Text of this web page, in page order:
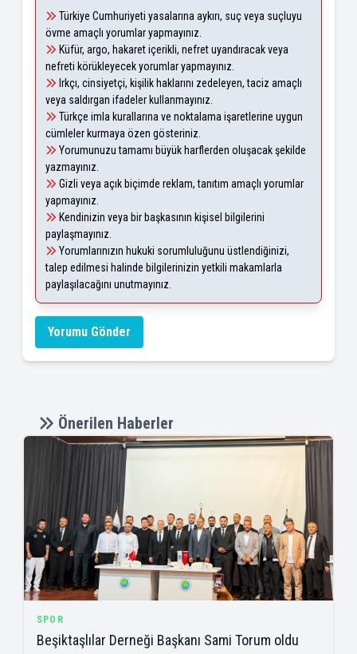
Türkiye Cumhuriyeti yasalarına aykırı, suç veya suçluyu
övme amaçlı yorumlar yapmayınız.
Küfür, argo, hakaret içerikli, nefret uyandıracak veya
nefreti körükleyecek yorumlar yapmayınız.
Irkçı, cinsiyetçi, kişilik haklarını zedeleyen, taciz amaçlı
veya saldırgan ifadeler kullanmayınız.
Türkçe imla kurallarına ve noktalama işaretlerine uygun
cümleler kurmaya özen gösteriniz.
Yorumunuzu tamamı büyük harflerden oluşacak şekilde
yazmayınız.
Gizli veya açık biçimde reklam, tanıtım amaçlı yorumlar
yapmayınız.
Kendinizin veya bir başkasının kişisel bilgilerini
paylaşmayınız.
Yorumlarınızın hukuki sorumluluğunu üstlendiğinizi,
talep edilmesi halinde bilgilerinizin yetkili makamlarla
paylaşılacağını unutmayınız.
Yorumu Gönder
Önerilen Haberler
SPOR
Beşiktaşlılar Derneği Başkanı Sami Torum oldu